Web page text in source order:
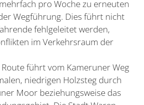
pro Woche zu erneuten
Wegführung. Dies führt nicht
fehlgeleitet werden,
im Verkehrsraum der
führt vom Kameruner Weg
niedrigen Holzsteg durch
Moor beziehungsweise das